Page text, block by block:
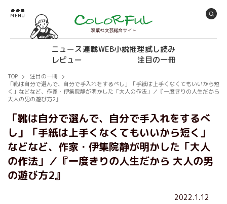
双葉社文芸総合サイト
ニュース連載WEB小説推理試し読み
レビュー
注目の一冊
TOP
注目の一冊
「靴は自分で選んで、自分で手入れをするべし」「手紙は上手くなくてもいいから短
く」などなど、作家・伊集院静が明かした「大人の作法」／『一度きりの人生だから
大人の男の遊び方2』
「靴は自分で選んで、自分で手入れをするべ
し」「手紙は上手くなくてもいいから短く」
などなど、作家・伊集院静が明かした「大人
の作法」／『一度きりの人生だから 大人の男
の遊び方2』
2022.1.12